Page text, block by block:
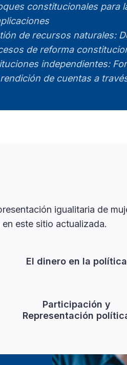
constitucionales para
de recursos naturales:
de reforma
independientes:
de cuentas a
igualitaria de
este sitio actualizada.
El dinero en la política
Participación y
Representación